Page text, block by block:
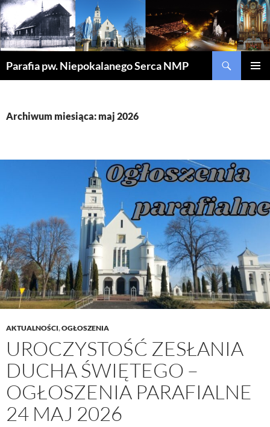
Parafia pw. Niepokalanego Serca NMP
Archiwum miesiąca: maj 2026
AKTUALNOŚCI,OGŁOSZENIA
UROCZYSTOŚĆ ZESŁANIA
DUCHA ŚWIĘTEGO –
OGŁOSZENIA PARAFIALNE
24 MAJ 2026